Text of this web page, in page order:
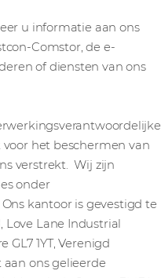
u informatie aan ons
Comstor, de e-
of diensten van ons
het beschermen van
verstrekt. Wij zijn
onder
kantoor is gevestigd te
Love Lane Industrial
GL7 1YT, Verenigd
ons gelieerde